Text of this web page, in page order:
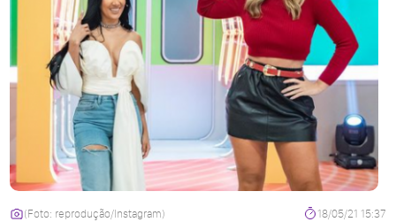
(Foto: reprodução/Instagram) 18/05/21 15:37